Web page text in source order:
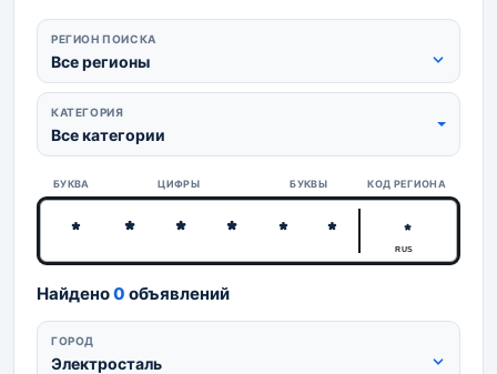
РЕГИОН ПОИСКА
Все регионы
КАТЕГОРИЯ
Все категории
БУКВА ЦИФРЫ БУКВЫ КОД РЕГИОНА
RUS
Найдено0 объявлений
ГОРОД
Электросталь